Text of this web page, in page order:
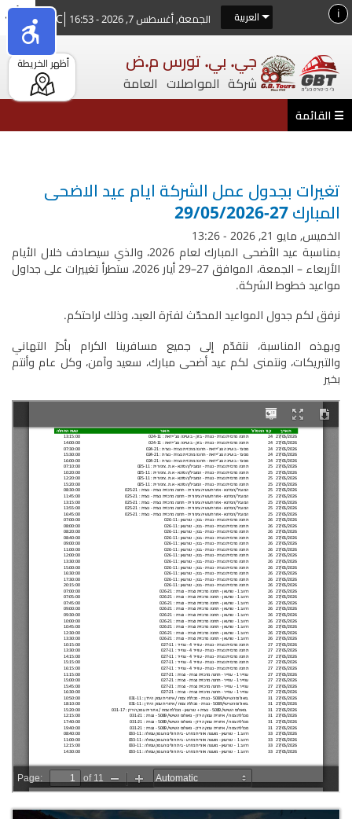
إلى
الرئيسي
i
30°C الجمعة, أغسطس 7, 2026 - 16:53 العربية
أظهر الخريطة جي. بي. تورس م.ض
شركة المواصلات العامة
تغيرات بجدول عمل الشركة ايام عيد الاضحى
المبارك 27-29/05/2026
الخميس, مايو 21, 2026 - 13:26
بمناسبة عيد الأضحى المبارك لعام 2026، والذي سيصادف خلال الأيام
الأربعاء – الجمعة، الموافق 27–29 أيار 2026، ستطرأ تغييرات على جداول
مواعيد خطوط الشركة.
نرفق لكم جدول المواعيد المحدّث لفترة العيد، وذلك لراحتكم.
وبهذه المناسبة، نتقدّم إلى جميع مسافرينا الكرام بأحرّ التهاني
والتبريكات، ونتمنى لكم عيد أضحى مبارك، سعيد وآمن، وكل عام وأنتم
بخير